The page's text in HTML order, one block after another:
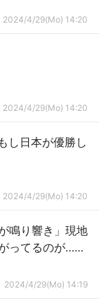
2024/4/29(Mo) 14:20
2024/4/29(Mo) 14:20
し日本が優勝し
2024/4/29(Mo) 14:20
鳴り響き」現地
ってるのが……
2024/4/29(Mo) 14:19